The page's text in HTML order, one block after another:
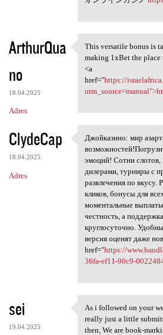
ArthurQua
no
18.04.2025
Adres
This versatile
This versatile bonus is
making 1xBet the place
<a
href="https://
ClydeCap
18.04.2025
Adres
Джойказино:
Джойказино: мир
эмоций! Сотни
дилерами, турниры с
развлечения по вкусу.
кликов, бонусы для
моментальные
честность, а
круглосуточно.
версия оценят даже
href="https://
36fa-ef11-90c9-
sei
19.04.2025
As i followed on
As i followed on your
really just a little
then, We are book-